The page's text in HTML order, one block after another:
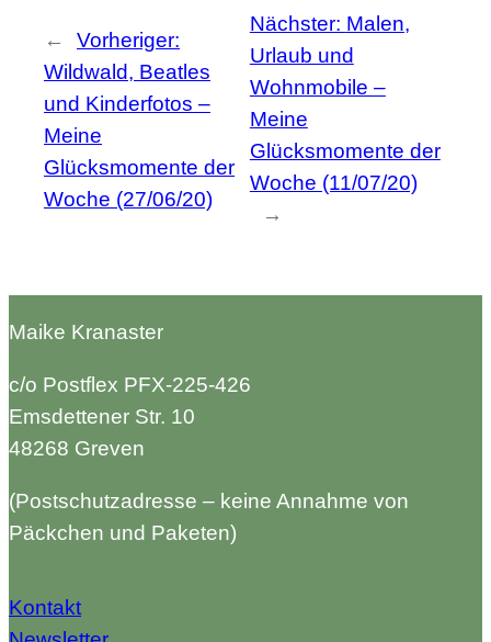
←
Vorheriger:
Wildwald, Beatles
und Kinderfotos –
Meine
Glücksmomente der
Woche (27/06/20)
Nächster: Malen,
Urlaub und
Wohnmobile –
Meine
Glücksmomente der
Woche (11/07/20)
→
Maike Kranaster
c/o Postflex PFX-225-426
Emsdettener Str. 10
48268 Greven
(Postschutzadresse – keine Annahme von
Päckchen und Paketen)
Kontakt